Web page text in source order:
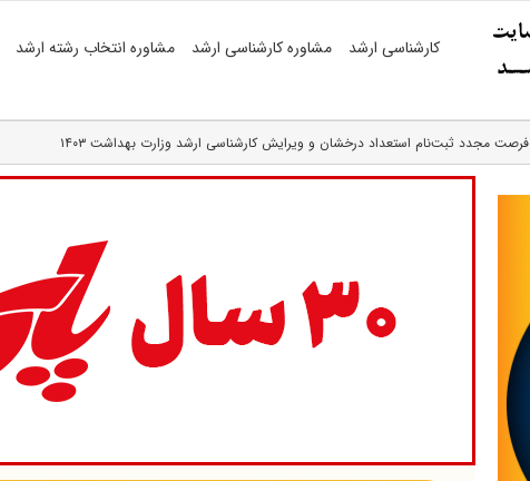
کارشناسی ارشد مشاوره کارشناسی ارشد مشاوره انتخاب رشته ارشد
فرصت مجدد ثبت‌نام استعداد درخشان و ویرایش کارشناسی ارشد وزارت بهداشت ۱۴۰۳